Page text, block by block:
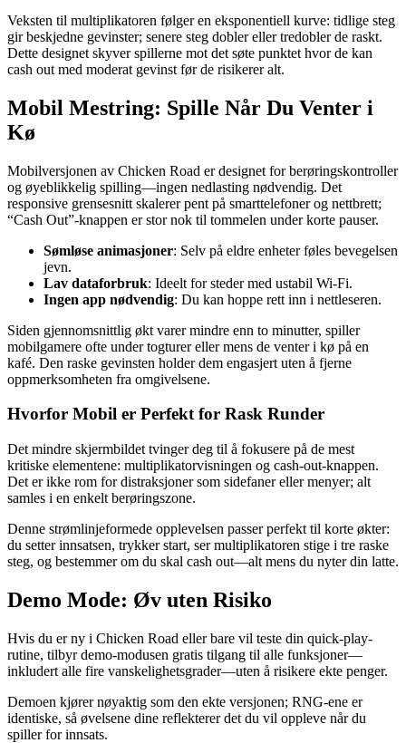
Veksten til multiplikatoren følger en eksponentiell kurve: tidlige steg
gir beskjedne gevinster; senere steg dobler eller tredobler de raskt.
Dette designet skyver spillerne mot det søte punktet hvor de kan
cash out med moderat gevinst før de risikerer alt.
Mobil Mestring: Spille Når Du Venter i
Kø
Mobilversjonen av Chicken Road er designet for berøringskontroller
og øyeblikkelig spilling—ingen nedlasting nødvendig. Det
responsive grensesnitt skalerer pent på smarttelefoner og nettbrett;
“Cash Out”-knappen er stor nok til tommelen under korte pauser.
Sømløse animasjoner: Selv på eldre enheter føles bevegelsen
jevn.
Lav dataforbruk: Ideelt for steder med ustabil Wi‑Fi.
Ingen app nødvendig: Du kan hoppe rett inn i nettleseren.
Siden gjennomsnittlig økt varer mindre enn to minutter, spiller
mobilgamere ofte under togturer eller mens de venter i kø på en
kafé. Den raske gevinsten holder dem engasjert uten å fjerne
oppmerksomheten fra omgivelsene.
Hvorfor Mobil er Perfekt for Rask Runder
Det mindre skjermbildet tvinger deg til å fokusere på de mest
kritiske elementene: multiplikatorvisningen og cash‑out-knappen.
Det er ikke rom for distraksjoner som sidefaner eller menyer; alt
samles i en enkelt berøringszone.
Denne strømlinjeformede opplevelsen passer perfekt til korte økter:
du setter innsatsen, trykker start, ser multiplikatoren stige i tre raske
steg, og bestemmer om du skal cash out—alt mens du nyter din latte.
Demo Mode: Øv uten Risiko
Hvis du er ny i Chicken Road eller bare vil teste din quick‑play-
rutine, tilbyr demo-modusen gratis tilgang til alle funksjoner—
inkludert alle fire vanskelighetsgrader—uten å risikere ekte penger.
Demoen kjører nøyaktig som den ekte versjonen; RNG-ene er
identiske, så øvelsene dine reflekterer det du vil oppleve når du
spiller for innsats.